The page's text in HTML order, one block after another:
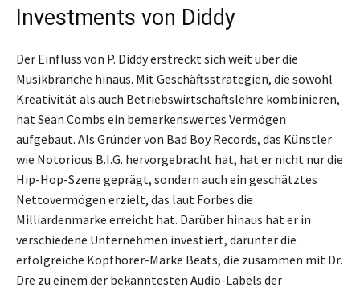
Investments von Diddy
Der Einfluss von P. Diddy erstreckt sich weit über die
Musikbranche hinaus. Mit Geschäftsstrategien, die sowohl
Kreativität als auch Betriebswirtschaftslehre kombinieren,
hat Sean Combs ein bemerkenswertes Vermögen
aufgebaut. Als Gründer von Bad Boy Records, das Künstler
wie Notorious B.I.G. hervorgebracht hat, hat er nicht nur die
Hip-Hop-Szene geprägt, sondern auch ein geschätztes
Nettovermögen erzielt, das laut Forbes die
Milliardenmarke erreicht hat. Darüber hinaus hat er in
verschiedene Unternehmen investiert, darunter die
erfolgreiche Kopfhörer-Marke Beats, die zusammen mit Dr.
Dre zu einem der bekanntesten Audio-Labels der